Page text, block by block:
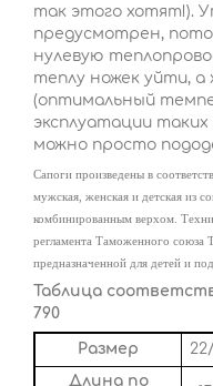
так этого хотят!).
предусмотрен,
нулевую
теплу ножек уйти, а
(оптимальный
эксплуатации таких
можно просто
Сапоги произведены в
мужская, женская и детская из
комбинированным верхом.
регламента Таможенного
предназначенной для детей и
Таблица
790
Размер
Длина по